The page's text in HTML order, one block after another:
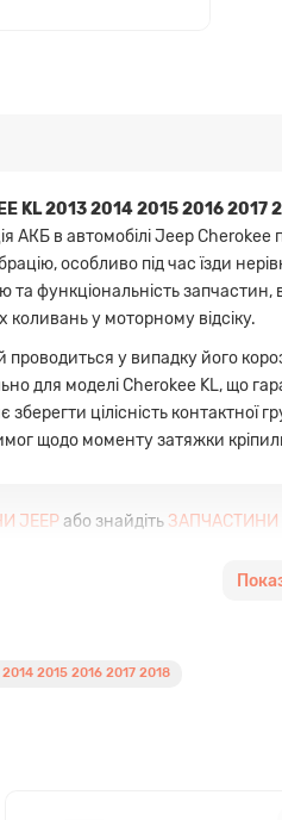
KL 2013 2014 2015 2016 2017
АКБ в автомобілі Jeep
особливо під час їзди
функціональність
коливань у моторному відсіку.
у випадку його
для моделі Cherokee KL, що
цілісність
щодо моменту затяжки
JEEPабо знайдіть ЗАПЧАСТИНИ
вартості та експлуатаційних
2014 2015 2016 2017 2018